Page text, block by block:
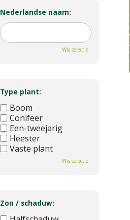
Nederlandse naam:
Wis selectie
Type plant:
Boom
Conifeer
Een-tweejarig
Heester
Vaste plant
Wis selectie
Zon / schaduw: